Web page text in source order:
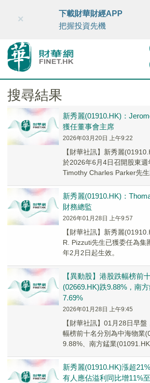
財華智庫網 FINTV FINMETA
×
下載財華財經APP
把握投資先機
搜尋結果
新秀麗(01910.HK)：
獲任董事會主席
2026年03月20日 上午9:22
【財華社訊】新秀麗
於2026年6月4日召開股東週
Timothy Charles Parker先生
新秀麗(01910.HK)：
財務總監
2026年01月28日 上午9:57
【財華社訊】新秀麗
R. Pizzuti先生已獲委任為集
年2月2日起生效。
【異動股】港股跌幅榜前
(02669.HK)跌9.88%，南
7.69%
2026年01月28日 上午9:45
【財華社訊】01月28日早
幅榜前十名分別為中海物業
9.88%、南方錳業
新秀麗(01910.HK)漲超
有人應佔溢利同比增11%